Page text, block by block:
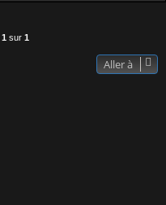
1 sur 1
Aller à